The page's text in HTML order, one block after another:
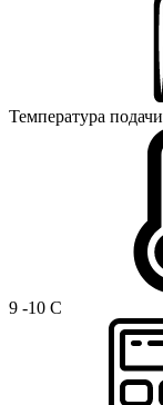
Температура подачи
9 -10 C